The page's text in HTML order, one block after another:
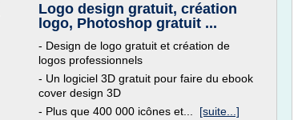
Logo design gratuit, création
logo, Photoshop gratuit ...
- Design de logo gratuit et création de
logos professionnels
- Un logiciel 3D gratuit pour faire du ebook
cover design 3D
- Plus que 400 000 icônes et... [suite...]